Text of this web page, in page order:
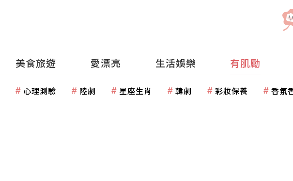
美食旅遊 愛漂亮 生活娛樂 有肌勵
心理測驗 陸劇 星座生肖 韓劇 彩妝保養 香氛